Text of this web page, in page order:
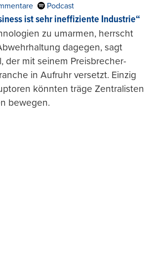
Podcast
ist sehr ineffiziente Industrie“
zu umarmen, herrscht
dagegen, sagt
der mit seinem Preisbrecher-
in Aufruhr versetzt. Einzig
könnten träge Zentralisten
bewegen.